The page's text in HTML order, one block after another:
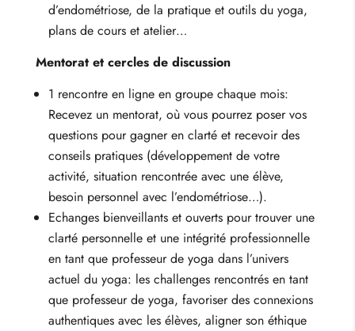
d’endométriose, de la pratique et outils du yoga,
plans de cours et atelier…
Mentorat et cercles de discussion
1 rencontre en ligne en groupe chaque mois:
Recevez un mentorat, où vous pourrez poser vos
questions pour gagner en clarté et recevoir des
conseils pratiques (développement de votre
activité, situation rencontrée avec une élève,
besoin personnel avec l’endométriose…).
Echanges bienveillants et ouverts pour trouver une
clarté personnelle et une intégrité professionnelle
en tant que professeur de yoga dans l’univers
actuel du yoga: les challenges rencontrés en tant
que professeur de yoga, favoriser des connexions
authentiques avec les élèves, aligner son éthique